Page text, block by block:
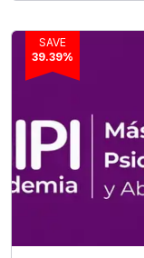
SAVE
39.39%